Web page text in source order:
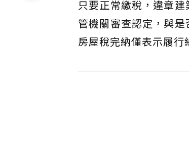
只要正常繳稅，違章
管機關審查認定，與
房屋稅完納僅表示履行